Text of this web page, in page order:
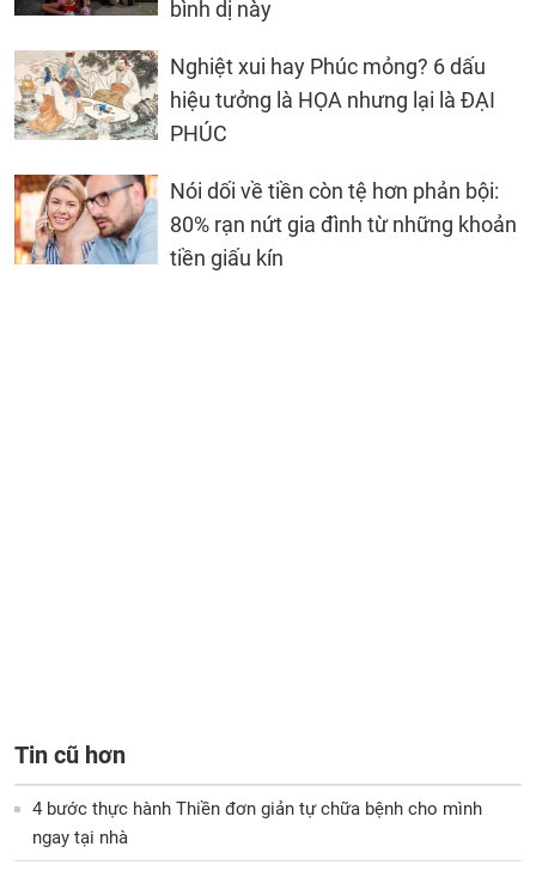
bình dị này
Nghiệt xui hay Phúc mỏng? 6 dấu
hiệu tưởng là HỌA nhưng lại là ĐẠI
PHÚC
Nói dối về tiền còn tệ hơn phản bội:
80% rạn nứt gia đình từ những khoản
tiền giấu kín
Tin cũ hơn
4 bước thực hành Thiền đơn giản tự chữa bệnh cho mình
ngay tại nhà